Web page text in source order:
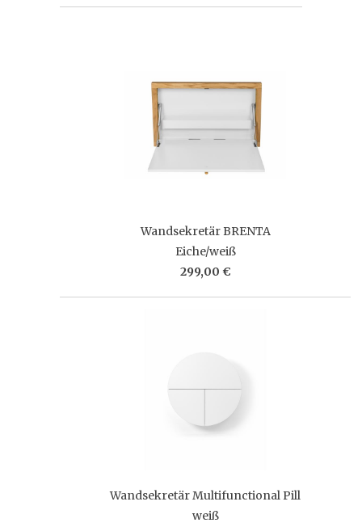
Wandsekretär BRENTA
Eiche/weiß
299,00 €
Wandsekretär Multifunctional Pill
weiß